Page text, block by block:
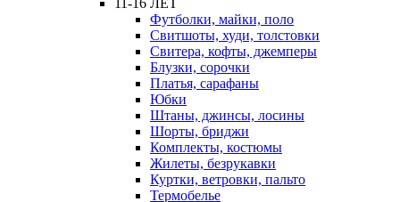
Футболки, майки, поло
Свитшоты, худи, толстовки
Свитера, кофты, джемперы
Блузки, сорочки
Платья, сарафаны
Юбки
Штаны, джинсы, лосины
Шорты, бриджи
Комплекты, костюмы
Жилеты, безрукавки
Куртки, ветровки, пальто
Термобелье